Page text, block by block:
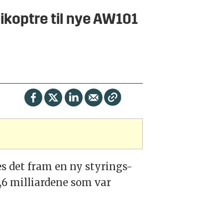
til nye AW101
det fram en ny styrings-
milliardene som var